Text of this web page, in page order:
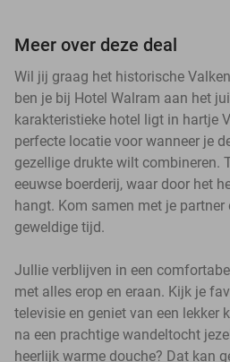
Meer over deze deal
Wil jij graag het historische
ben je bij Hotel Walram aan het
karakteristieke hotel ligt in hartje
perfecte locatie voor wanneer je
gezellige drukte wilt combineren.
eeuwse boerderij, waar door het
hangt. Kom samen met je partner
geweldige tijd.
Jullie verblijven in een
met alles erop en eraan. Kijk je
televisie en geniet van een lekker
na een prachtige wandeltocht
heerlijk warme douche? Dat kan